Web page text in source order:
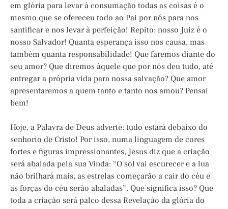
em glória para levar à consumação todas as coisas é o
mesmo que se ofereceu todo ao Pai por nós para nos
santificar e nos levar à perfeição! Repito: nosso Juiz é o
nosso Salvador! Quanta esperança isso nos causa, mas
também quanta responsabilidade! Que faremos diante do
seu amor? Que diremos àquele que por nós deu tudo, até
entregar a própria vida para nossa salvação? Que amor
apresentaremos a quem tanto e tanto nos amou? Pensai
bem!
Hoje, a Palavra de Deus adverte: tudo estará debaixo do
senhorio de Cristo! Por isso, numa linguagem de cores
fortes e figuras impressionantes, Jesus diz que a criação
será abalada pela sua Vinda: “O sol vai escurecer e a lua
não brilhará mais, as estrelas começarão a cair do céu e
as forças do céu serão abaladas”. Que significa isso? Que
toda a criação será palco dessa Revelação da glória do